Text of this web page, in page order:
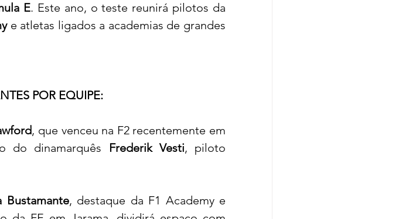
E. Este ano, o teste reunirá pilotos da
e atletas ligados a academias de grandes
POR EQUIPE:
, que venceu na F2 recentemente em
do dinamarquês
Frederik Vesti, piloto
Bustamante, destaque da F1 Academy e